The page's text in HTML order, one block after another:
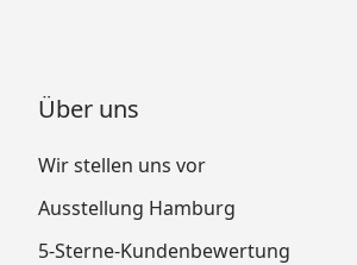
Über uns
Wir stellen uns vor
Ausstellung Hamburg
5-Sterne-Kundenbewertung